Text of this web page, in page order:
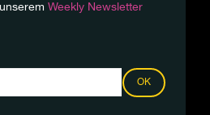
Weekly Newsletter
OK